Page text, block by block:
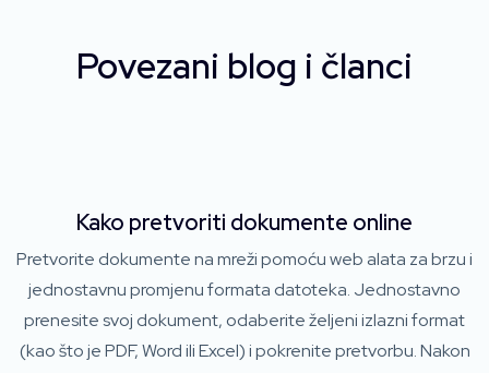
Povezani blog i članci
Kako pretvoriti dokumente online
Pretvorite dokumente na mreži pomoću web alata za brzu i
jednostavnu promjenu formata datoteka. Jednostavno
prenesite svoj dokument, odaberite željeni izlazni format
(kao što je PDF, Word ili Excel) i pokrenite pretvorbu. Nakon